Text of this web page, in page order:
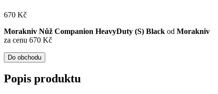
670 Kč
Morakniv Nůž Companion HeavyDuty (S) Black od Morakniv
za cenu 670 Kč
Do obchodu
Popis produktu